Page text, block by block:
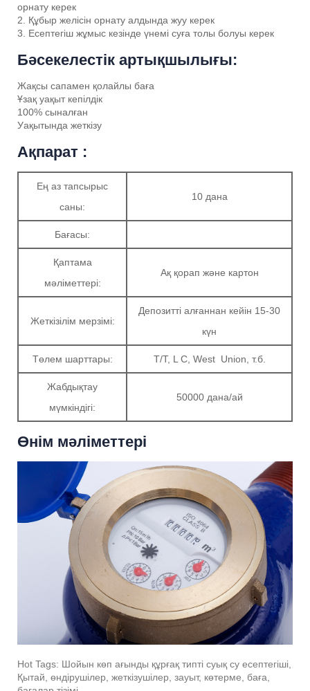
орнату керек
2. Құбыр желісін орнату алдында жуу керек
3. Есептегіш жұмыс кезінде үнемі суға толы болуы керек
Бәсекелестік артықшылығы:
Жақсы сапамен қолайлы баға
Ұзақ уақыт кепілдік
100% сыналған
Уақытында жеткізу
Ақпарат :
Ең аз тапсырыс
саны:
10 дана
Бағасы:
Қаптама
мәліметтері:
Ақ қорап және картон
Жеткізілім мерзімі:
Депозитті алғаннан кейін 15-30
күн
Төлем шарттары: T/T, L C, West Union, т.б.
Жабдықтау
мүмкіндігі:
50000 дана/ай
Өнім мәліметтері
Hot Tags: Шойын көп ағынды құрғақ типті суық су есептегіші,
Қытай, өндірушілер, жеткізушілер, зауыт, көтерме, баға,